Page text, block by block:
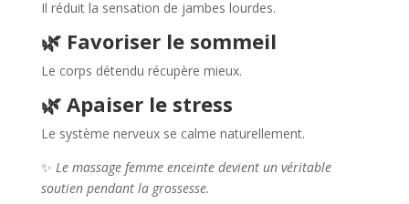
Il réduit la sensation de jambes lourdes.
🌿 Favoriser le sommeil
Le corps détendu récupère mieux.
🌿 Apaiser le stress
Le système nerveux se calme naturellement.
✨ Le massage femme enceinte devient un véritable
soutien pendant la grossesse.